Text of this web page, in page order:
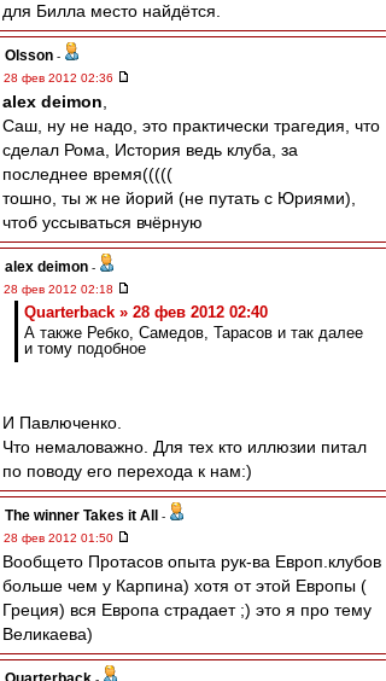
для Билла место найдётся.
Olsson -
28 фев 2012 02:36
alex deimon
Саш, ну не надо, это практически трагедия, что
сделал Рома, История ведь клуба, за
последнее время(((((
тошно, ты ж не йорий (не путать с Юриями),
чтоб уссываться вчёрную
alex deimon -
28 фев 2012 02:18
Quarterback » 28 фев 2012 02:40
А также Ребко, Самедов, Тарасов и так далее
и тому подобное
И Павлюченко.
Что немаловажно. Для тех кто иллюзии питал
по поводу его перехода к нам:)
The winner Takes it All
-
28 фев 2012 01:50
Вообщето Протасов опыта рук-ва Европ.клубов
больше чем у Карпина) хотя от этой Европы (
Греция) вся Европа страдает ;) это я про тему
Великаева)